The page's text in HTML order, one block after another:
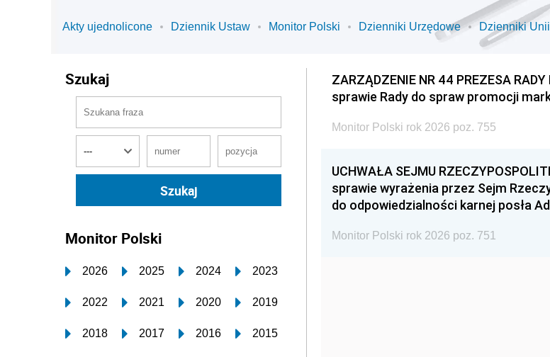
Akty ujednolicone Dziennik Ustaw Monitor Polski Dzienniki Urzędowe Dzienniki
Szukaj
Monitor Polski
2026 2025 2024 2023
2022 2021 2020 2019
2018 2017 2016 2015
ZARZĄDZENIE NR 44 PREZESA
sprawie Rady do spraw promocji
Monitor Polski rok 2026 poz. 755
UCHWAŁA SEJMU
sprawie wyrażenia przez Sejm
do odpowiedzialności karnej posła
Monitor Polski rok 2026 poz. 751